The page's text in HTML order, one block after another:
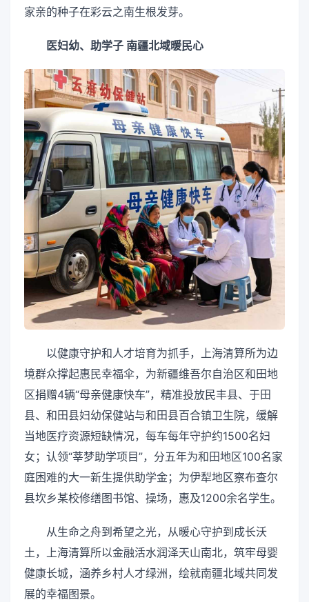
家亲的种子在彩云之南生根发芽。
医妇幼、助学子 南疆北域暖民心
以健康守护和人才培育为抓手，上海清算所为边
境群众撑起惠民幸福伞，为新疆维吾尔自治区和田地
区捐赠4辆“母亲健康快车”，精准投放民丰县、于田
县、和田县妇幼保健站与和田县百合镇卫生院，缓解
当地医疗资源短缺情况，每车每年守护约1500名妇
女；认领“莘梦助学项目”，分五年为和田地区100名家
庭困难的大一新生提供助学金；为伊犁地区察布查尔
县坎乡某校修缮图书馆、操场，惠及1200余名学生。
从生命之舟到希望之光，从暖心守护到成长沃
土，上海清算所以金融活水润泽天山南北，筑牢母婴
健康长城，涵养乡村人才绿洲，绘就南疆北域共同发
展的幸福图景。